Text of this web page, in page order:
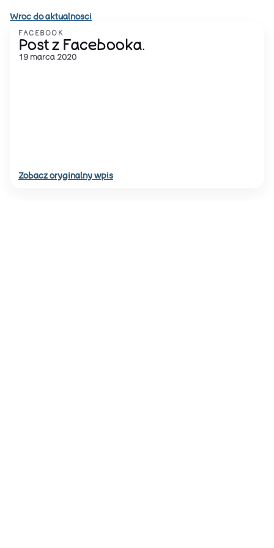
Wroc do aktualnosci
FACEBOOK
Post z Facebooka.
19 marca 2020
Zobacz oryginalny wpis